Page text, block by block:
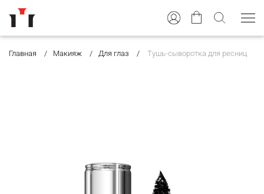
Главная Макияж Для глаз Тушь-сыворотка для ресниц